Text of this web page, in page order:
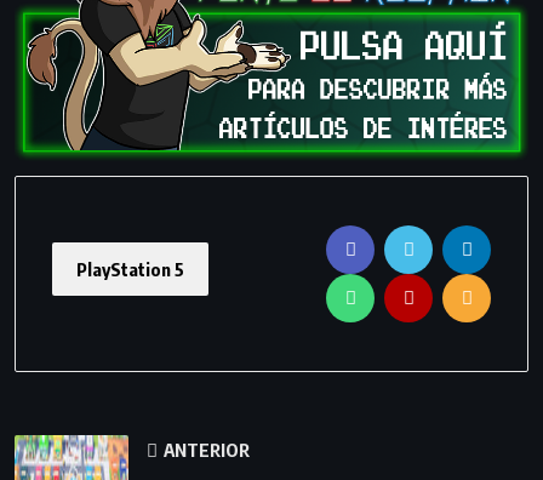
PlayStation 5
ANTERIOR